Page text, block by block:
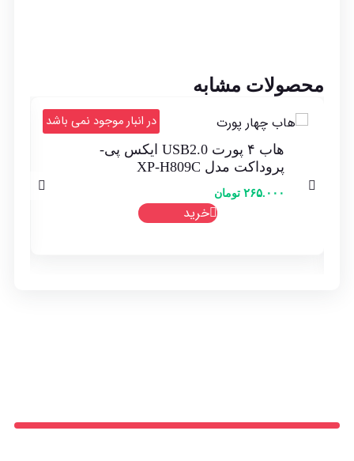
محصولات مشابه
در انبار موجود نمی باشد
هاب ۴ پورت USB2.0 ایکس پی-
پروداکت مدل XP-H809C
۲۶۵.۰۰۰ تومان
خرید